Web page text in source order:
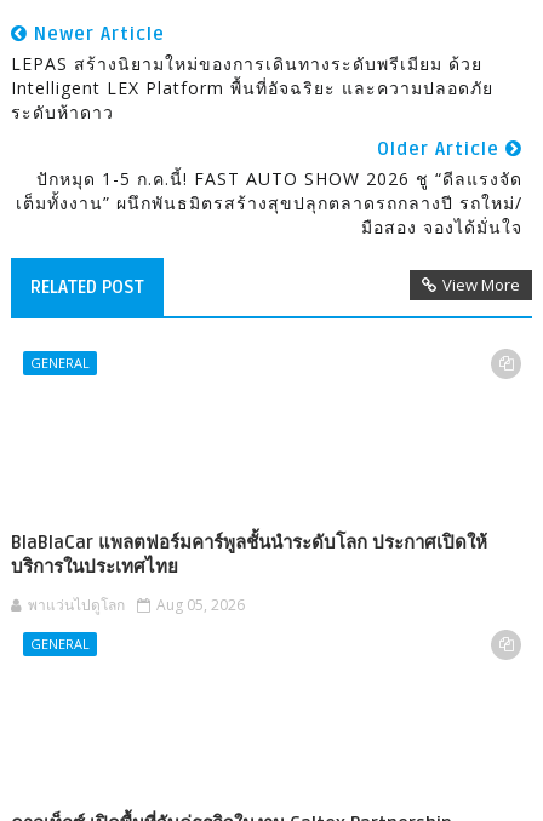
Newer Article
LEPAS สร้างนิยามใหม่ของการเดินทางระดับพรีเมียม ด้วย
Intelligent LEX Platform พื้นที่อัจฉริยะ และความปลอดภัย
ระดับห้าดาว
Older Article
ปักหมุด 1-5 ก.ค.นี้! FAST AUTO SHOW 2026 ชู “ดีลแรงจัด
เต็มทั้งงาน” ผนึกพันธมิตรสร้างสุขปลุกตลาดรถกลางปี รถใหม่/
มือสอง จองได้มั่นใจ
RELATED POST View More
GENERAL
BlaBlaCar แพลตฟอร์มคาร์พูลชั้นนำระดับโลก ประกาศเปิดให้
บริการในประเทศไทย
พาแว่นไปดูโลก Aug 05, 2026
GENERAL